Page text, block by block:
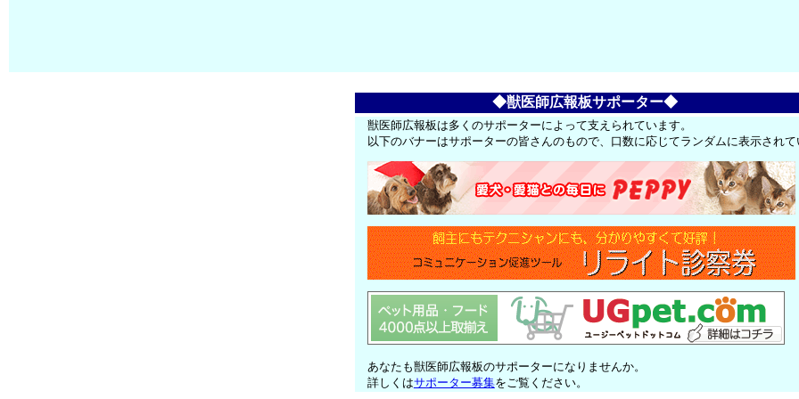
◆獣医師広報板サポーター◆
獣医師広報板は多くのサポーターによって支えられています。
以下のバナーはサポーターの皆さんのもので、口数に応じてランダムに表示され
あなたも獣医師広報板のサポーターになりませんか。
詳しくはサポーター募集をご覧ください。